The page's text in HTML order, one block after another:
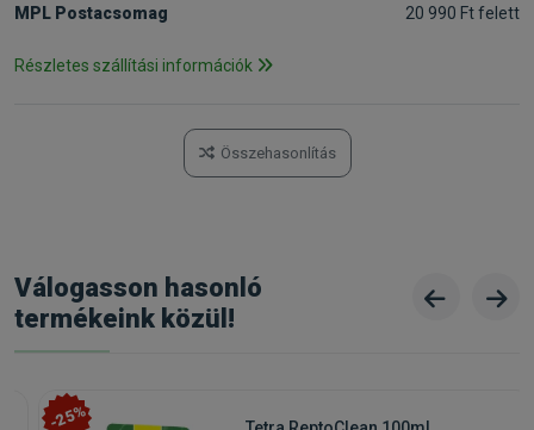
MPL Postacsomag
20 990 Ft felett
Részletes szállítási információk
Összehasonlítás
Válogasson hasonló
termékeink közül!
-25%